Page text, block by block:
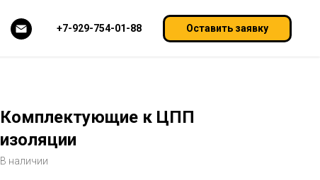
+7-929-754-01-88 Оставить заявку
Комплектующие к ЦПП
изоляции
В наличии